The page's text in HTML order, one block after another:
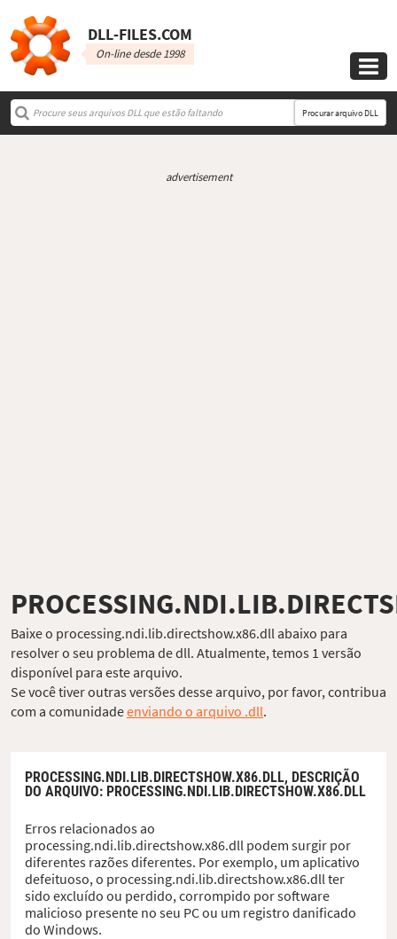
DLL‑FILES.COM
On-line desde 1998

Procurar arquivo DLL
advertisement
Baixe o processing.ndi.lib.directshow.x86.dll abaixo para
resolver o seu problema de dll. Atualmente, temos 1 versão
disponível para este arquivo.
Se você tiver outras versões desse arquivo, por favor, contribua
com a comunidadeenviando o arquivo .dll.
PROCESSING.NDI.LIB.DIRECTSHOW.X86.DLL, DESCRIÇÃO
DO ARQUIVO: PROCESSING.NDI.LIB.DIRECTSHOW.X86.DLL
Erros relacionados ao
processing.ndi.lib.directshow.x86.dll podem surgir por
diferentes razões diferentes. Por exemplo, um aplicativo
defeituoso, o processing.ndi.lib.directshow.x86.dll ter
sido excluído ou perdido, corrompido por software
malicioso presente no seu PC ou um registro danificado
do Windows.